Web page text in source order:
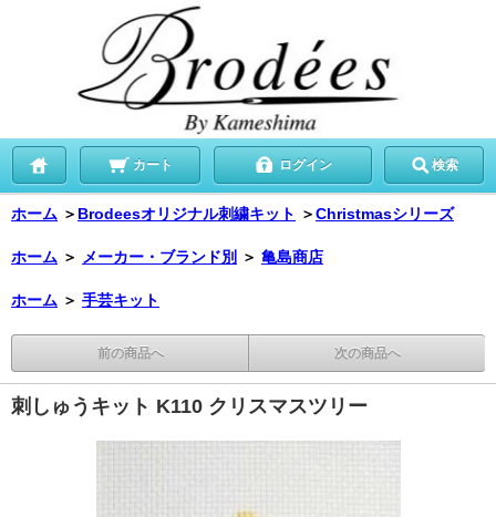
カート ログイン 検索
ホーム ＞ Brodeesオリジナル刺繍キット ＞Christmasシリーズ
ホーム ＞ メーカー・ブランド別 ＞ 亀島商店
ホーム ＞ 手芸キット
前の商品へ 次の商品へ
刺しゅうキット K110 クリスマスツリー